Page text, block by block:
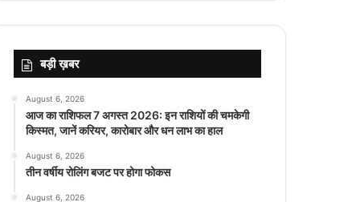
बड़ी ख़बर
August 6, 2026
आज का राशिफल 7 अगस्त 2026: इन राशियों की चमकेगी
किस्मत, जानें करियर, कारोबार और धन लाभ का हाल
August 6, 2026
तीन वर्षीय रोलिंग बजट पर होगा फोकस
August 6, 2026